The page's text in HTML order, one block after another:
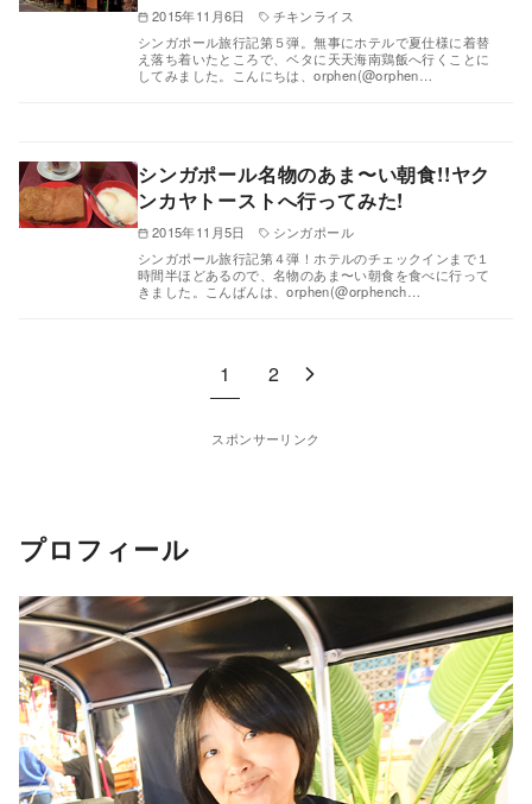
2015年11月6日
チキンライス
シンガポール旅行記第５弾。無事にホテルで夏仕様に着替
え落ち着いたところで、ベタに天天海南鶏飯へ行くことに
してみました。こんにちは、orphen(@orphen…
シンガポール名物のあま〜い朝食!!ヤク
ンカヤトーストへ行ってみた!
2015年11月5日
シンガポール
シンガポール旅行記第４弾！ホテルのチェックインまで１
時間半ほどあるので、名物のあま〜い朝食を食べに行って
きました。こんばんは、orphen(@orphench…
1 2
スポンサーリンク
プロフィール